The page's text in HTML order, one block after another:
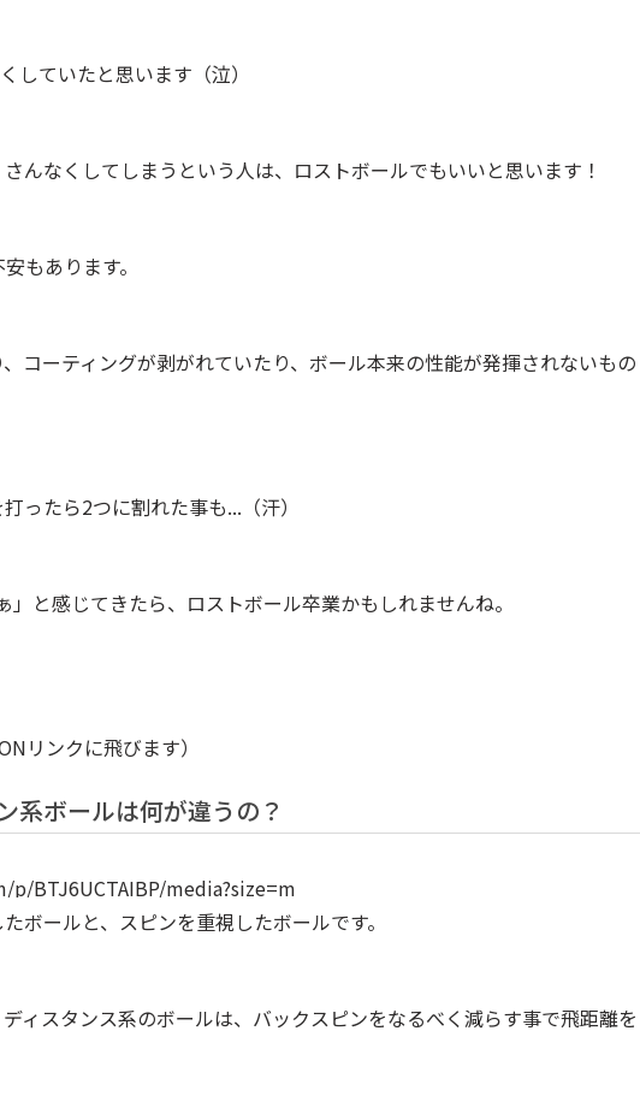
していたと思います（泣）
んなくしてしまうという人は、ロストボールでもいいと思います！
もあります。
コーティングが剥がれていたり、ボール本来の性能が発揮されないもの
ったら2つに割れた事も...（汗）
」と感じてきたら、ロストボール卒業かもしれませんね。
リンクに飛びます）
系ボールは何が違うの？
BTJ6UCTAIBP/media?size=m
ボールと、スピンを重視したボールです。
ィスタンス系のボールは、バックスピンをなるべく減らす事で飛距離を